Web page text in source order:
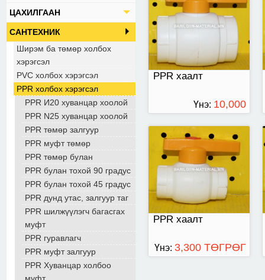
ЦАХИЛГААН
САНТЕХНИК
Ширэм ба төмөр холбох
хэрэгсэл
PVC холбох хэрэгсэл
PPR холбох хэрэгсэл
PPR И20 хуванцар хоолой
PPR N25 хуванцар хоолой
PPR төмөр залгуур
PPR муфт төмөр
PPR төмөр булан
PPR булан тохой 90 градус
PPR булан тохой 45 градус
PPR дунд утас, залгуур таг
PPR шилжүүлэгч багасгах
муфт
PPR гуравлагч
PPR муфт залгуур
PPR Хуванцар холбоо
PPR хаалт
Үнэ: 10,000
ТӨГРӨГ
PPR хаалт
25-тай
Үнэ: 3,300 ТӨГРӨГ